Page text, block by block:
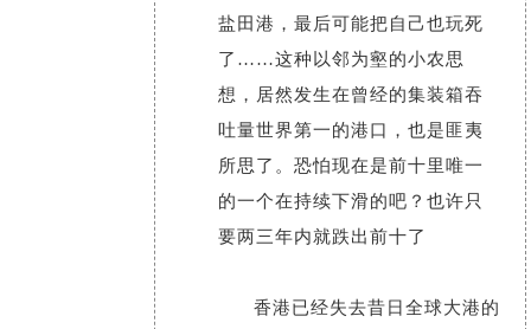
盐田港，最后可能把自己也玩死
了……这种以邻为壑的小农思
想，居然发生在曾经的集装箱吞
吐量世界第一的港口，也是匪夷
所思了。恐怕现在是前十里唯一
的一个在持续下滑的吧？也许只
要两三年内就跌出前十了
香港已经失去昔日全球大港的